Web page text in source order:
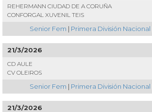
REHERMANN CIUDAD DE A CORUÑA
CONFORGAL XUVENIL TEIS
Senior Fem | Primera División Nacional
21/3/2026
CD AULE
CV OLEIROS
Senior Fem | Primera División Nacional
21/3/2026